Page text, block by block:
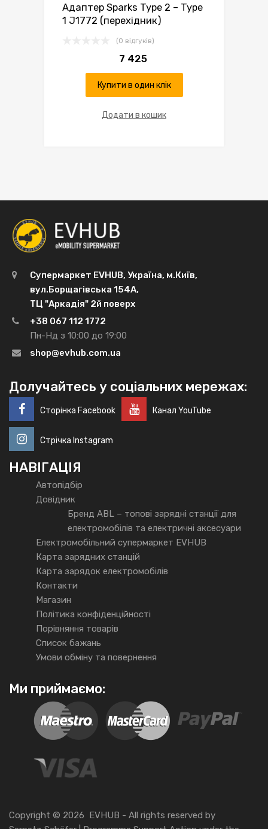
Адаптер Sparks Type 2 – Type
1 J1772 (перехідник)
(0 відгуків)
7 425
Купити в один клік
Додати в кошик
Супермаркет EVHUB, Україна, м.Київ,
вул.Борщагівська 154А,
ТЦ "Аркадія" 2й поверх
+38 067 112 1772
Пн-Нд з 10:00 до 19:00
shop@evhub.com.ua
Долучайтесь у соціальних мережах:
Сторінка Facebook Канал YouTube
Стрічка Instagram
НАВІГАЦІЯ
Автопідбір
Довідник
Бренд ABL – топові зарядні станції для
електромобілів та електричні аксесуари
Електромобільний супермаркет EVHUB
Карта зарядних станцій
Карта зарядок електромобілів
Контакти
Магазин
Політика конфіденційності
Порівняння товарів
Список бажань
Умови обміну та повернення
Ми приймаємо:
Copyright © 2026 EVHUB - All rights reserved by